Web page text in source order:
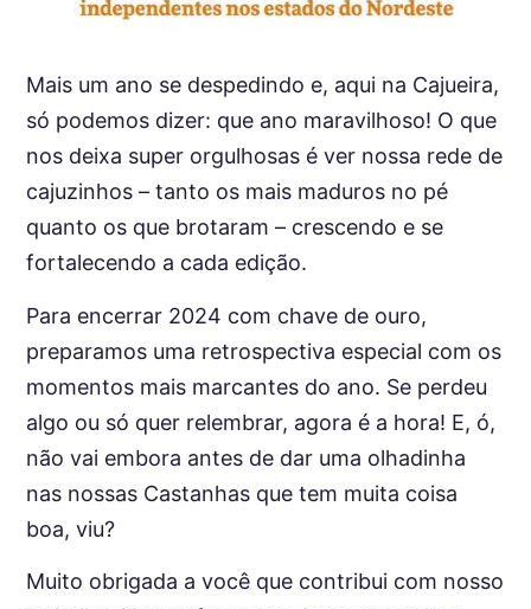
Mais um ano se despedindo e, aqui na Cajueira,
só podemos dizer: que ano maravilhoso! O que
nos deixa super orgulhosas é ver nossa rede de
cajuzinhos – tanto os mais maduros no pé
quanto os que brotaram – crescendo e se
fortalecendo a cada edição.
Para encerrar 2024 com chave de ouro,
preparamos uma retrospectiva especial com os
momentos mais marcantes do ano. Se perdeu
algo ou só quer relembrar, agora é a hora! E, ó,
não vai embora antes de dar uma olhadinha
nas nossas Castanhas que tem muita coisa
boa, viu?
Muito obrigada a você que contribui com nosso